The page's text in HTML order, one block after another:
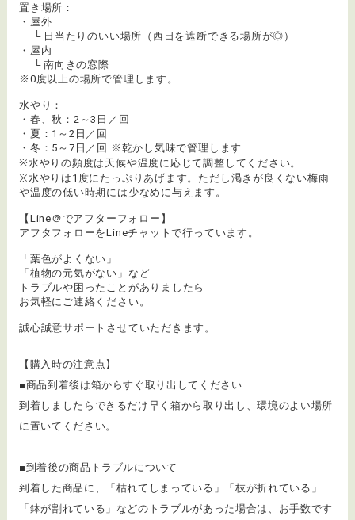
置き場所：
・屋外
└ 日当たりのいい場所（西日を遮断できる場所が◎）
・屋内
└ 南向きの窓際
※0度以上の場所で管理します。
水やり：
・春、秋：2～3日／回
・夏：1～2日／回
・冬：5～7日／回 ※乾かし気味で管理します
※水やりの頻度は天候や温度に応じて調整してください。
※水やりは1度にたっぷりあげます。ただし渇きが良くない梅雨
や温度の低い時期には少なめに与えます。
【Line＠でアフターフォロー】
アフタフォローをLineチャットで行っています。
「葉色がよくない」
「植物の元気がない」など
トラブルや困ったことがありましたら
お気軽にご連絡ください。
誠心誠意サポートさせていただきます。
【購入時の注意点】
■商品到着後は箱からすぐ取り出してください
到着しましたらできるだけ早く箱から取り出し、環境のよい場所
に置いてください。
■到着後の商品トラブルについて
​到着した商品に、「枯れてしまっている」「枝が折れている」
「鉢が割れている」などのトラブルがあった場合は、お手数です